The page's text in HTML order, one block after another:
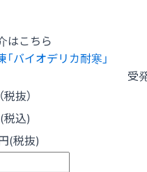
はこちら
バイオデリカ耐寒」
受
税抜）
込)
(税抜)